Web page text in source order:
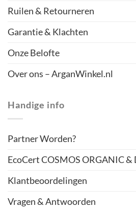
Ruilen & Retourneren
Garantie & Klachten
Onze Belofte
Over ons – ArganWinkel.nl
Handige info
Partner Worden?
EcoCert COSMOS ORGANIC
Klantbeoordelingen
Vragen & Antwoorden